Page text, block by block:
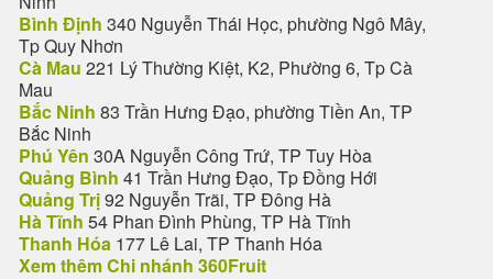
Bình Định 340 Nguyễn Thái Học, phường Ngô Mây,
Tp Quy Nhơn
Cà Mau 221 Lý Thường Kiệt, K2, Phường 6, Tp Cà
Mau
Bắc Ninh 83 Trần Hưng Đạo, phường Tiền An, TP
Bắc Ninh
Phú Yên 30A Nguyễn Công Trứ, TP Tuy Hòa
Quảng Bình 41 Trần Hưng Đạo, Tp Đồng Hới
Quảng Trị92 Nguyễn Trãi, TP Đông Hà
Hà Tĩnh 54 Phan Đình Phùng, TP Hà Tĩnh
Thanh Hóa 177 Lê Lai, TP Thanh Hóa
Xem thêm Chi nhánh 360Fruit